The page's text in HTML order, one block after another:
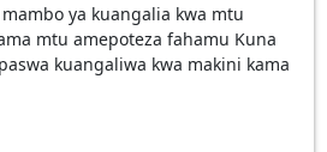
ya kuangalia kwa mtu
mtu amepoteza fahamu Kuna
kuangaliwa kwa makini kama